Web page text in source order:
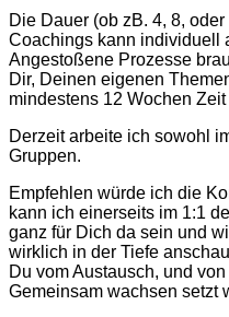
Die Dauer (ob zB. 4, 8,
Coachings kann individuell
Angestoßene Prozesse
Dir, Deinen eigenen
mindestens 12 Wochen
Derzeit arbeite ich sowohl
Gruppen.
Empfehlen würde ich die
kann ich einerseits im 1:1
ganz für Dich da sein und
wirklich in der Tiefe
Du vom Austausch, und
Gemeinsam wachsen setzt